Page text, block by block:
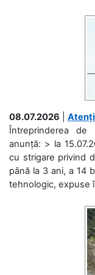
08.07.2026
Întreprinderea de
anunță: > la
cu strigare privind
până la 3 ani, a 14
tehnologic, expuse